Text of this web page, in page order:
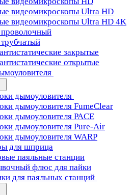
видеомикроскопы Ultra HD
видеомикроскопы Ultra HD 4K
закрытые
открытые
дымоуловителя
дымоуловителя FumeClear
дымоуловителя PACE
дымоуловителя Pure-Air
дымоуловителя WARP
для шприца
паяльные станции
флюс для пайки
для паяльных станций